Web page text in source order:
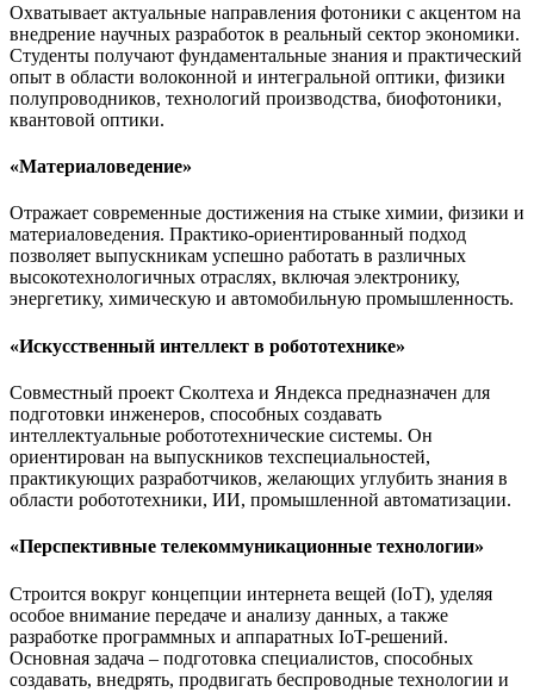
Охватывает актуальные направления фотоники с акцентом на
внедрение научных разработок в реальный сектор экономики.
Студенты получают фундаментальные знания и практический
опыт в области волоконной и интегральной оптики, физики
полупроводников, технологий производства, биофотоники,
квантовой оптики.
«Материаловедение»
Отражает современные достижения на стыке химии, физики и
материаловедения. Практико-ориентированный подход
позволяет выпускникам успешно работать в различных
высокотехнологичных отраслях, включая электронику,
энергетику, химическую и автомобильную промышленность.
«Искусственный интеллект в робототехнике»
Совместный проект Сколтеха и Яндекса предназначен для
подготовки инженеров, способных создавать
интеллектуальные робототехнические системы. Он
ориентирован на выпускников техспециальностей,
практикующих разработчиков, желающих углубить знания в
области робототехники, ИИ, промышленной автоматизации.
«Перспективные телекоммуникационные технологии»
Строится вокруг концепции интернета вещей (IoT), уделяя
особое внимание передаче и анализу данных, а также
разработке программных и аппаратных IoT-решений.
Основная задача – подготовка специалистов, способных
создавать, внедрять, продвигать беспроводные технологии и